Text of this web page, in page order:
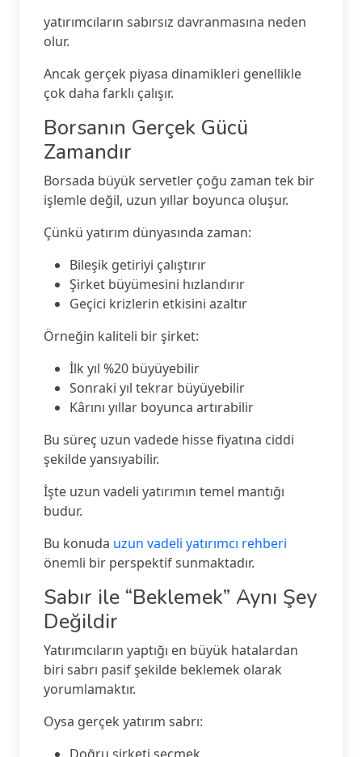
yatırımcıların sabırsız davranmasına neden
olur.
Ancak gerçek piyasa dinamikleri genellikle
çok daha farklı çalışır.
Borsanın Gerçek Gücü
Zamandır
Borsada büyük servetler çoğu zaman tek bir
işlemle değil, uzun yıllar boyunca oluşur.
Çünkü yatırım dünyasında zaman:
Bileşik getiriyi çalıştırır
Şirket büyümesini hızlandırır
Geçici krizlerin etkisini azaltır
Örneğin kaliteli bir şirket:
İlk yıl %20 büyüyebilir
Sonraki yıl tekrar büyüyebilir
Kârını yıllar boyunca artırabilir
Bu süreç uzun vadede hisse fiyatına ciddi
şekilde yansıyabilir.
İşte uzun vadeli yatırımın temel mantığı
budur.
Bu konuda uzun vadeli yatırımcı rehberi
önemli bir perspektif sunmaktadır.
Sabır ile “Beklemek” Aynı Şey
Değildir
Yatırımcıların yaptığı en büyük hatalardan
biri sabrı pasif şekilde beklemek olarak
yorumlamaktır.
Oysa gerçek yatırım sabrı: